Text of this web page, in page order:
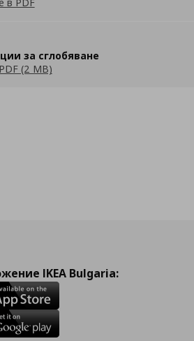
за сглобяване
(2 MB)
IKEA Bulgaria: